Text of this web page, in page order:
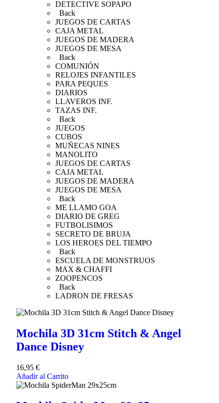
DETECTIVE SOPAPO
Back
JUEGOS DE CARTAS
CAJA METAL
JUEGOS DE MADERA
JUEGOS DE MESA
Back
COMUNIÓN
RELOJES INFANTILES
PARA PEQUES
DIARIOS
LLAVEROS INF.
TAZAS INF.
Back
JUEGOS
CUBOS
MUÑECAS NINES
MANOLITO
JUEGOS DE CARTAS
CAJA METAL
JUEGOS DE MADERA
JUEGOS DE MESA
Back
ME LLAMO GOA
DIARIO DE GREG
FUTBOLISIMOS
SECRETO DE BRUJA
LOS HEROES DEL TIEMPO
Back
ESCUELA DE MONSTRUOS
MAX & CHAFFI
ZOOPENCOS
Back
LADRON DE FRESAS
Mochila 3D 31cm Stitch & Angel
Dance Disney
16,95 €
Añadir al Carrito